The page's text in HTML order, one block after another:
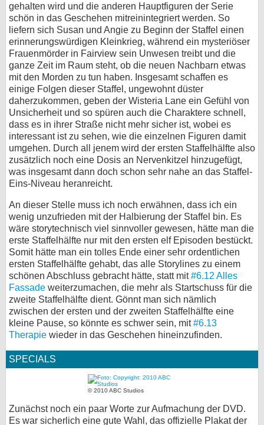
gehalten wird und die anderen Hauptfiguren der Serie
schön in das Geschehen mitreinintegriert werden. So
liefern sich Susan und Angie zu Beginn der Staffel einen
erinnerungswürdigen Kleinkrieg, während ein mysteriöser
Frauenmörder in Fairview sein Unwesen treibt und die
ganze Zeit im Raum steht, ob die neuen Nachbarn etwas
mit den Morden zu tun haben. Insgesamt schaffen es
einige Folgen dieser Staffel, ungewohnt düster
daherzukommen, geben der Wisteria Lane ein Gefühl von
Unsicherheit und so spüren auch die Charaktere schnell,
dass es in ihrer Straße nicht mehr sicher ist, wobei es
interessant ist zu sehen, wie die einzelnen Figuren damit
umgehen. Durch all jenem wird der ersten Staffelhälfte also
zusätzlich noch eine Dosis an Nervenkitzel hinzugefügt,
was insgesamt dann doch schon sehr nahe an das Staffel-
Eins-Niveau heranreicht.
An dieser Stelle muss ich noch erwähnen, dass ich ein
wenig unzufrieden mit der Halbierung der Staffel bin. Es
wäre storytechnisch viel sinnvoller gewesen, hätte man die
erste Staffelhälfte nur mit den ersten elf Episoden bestückt.
Somit hätte man ein tolles Ende einer sehr ordentlichen
ersten Staffelhälfte gehabt, das alle Storylines zu einem
schönen Abschluss gebracht hätte, statt mit#6.12 Alles
Fassade weiterzumachen, die mehr als Startschuss für die
zweite Staffelhälfte dient. Gönnt man sich nämlich
zwischen der ersten und der zweiten Staffelhälfte eine
kleine Pause, so könnte es schwer sein, mit#6.13
Therapie wieder in das Geschehen hineinzufinden.
SPECIALS
© 2010 ABC Studios
Zunächst noch ein paar Worte zur Aufmachung der DVD.
Es war sicherlich eine gute Wahl, das offizielle Plakat der